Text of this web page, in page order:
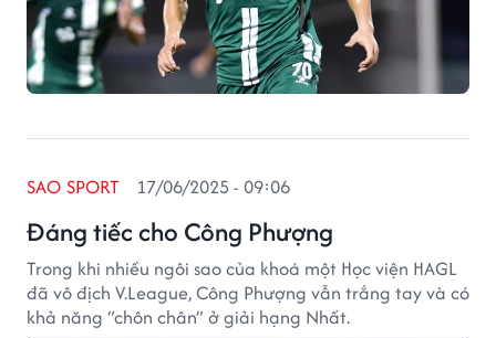
Đáng tiếc cho Công Phượng
SAO SPORT 17/06/2025 - 09:06
Trong khi nhiều ngôi sao của khoá một Học viện HAGL
đã vô địch V.League, Công Phượng vẫn trắng tay và có
khả năng “chôn chân” ở giải hạng Nhất.